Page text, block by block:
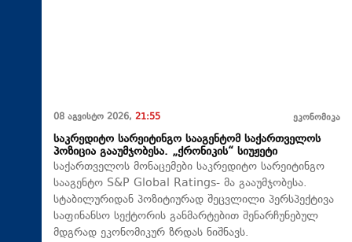
08 აგვისტო 2026, 21:55 ეკონომიკა
საკრედიტო სარეიტინგო სააგენტომ საქართველოს
პოზიცია გააუმჯობესა. „ქრონიკის“ სიუჟეტი
საქართველოს მონაცემები საკრედიტო სარეიტინგო
სააგენტო S&P Global Ratings- მა გააუმჯობესა.
სტაბილურიდან პოზიტიურად შეცვლილი პერსპექტივა
საფინანსო სექტორის განმარტებით შენარჩუნებულ
მდგრად ეკონომიკურ ზრდას ნიშნავს.